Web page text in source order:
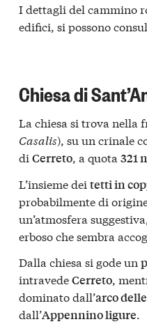
I dettagli del cammino
edifici, si possono
Chiesa di
La chiesa si trova nella
Casalis), su un crinale
di Cerreto, a quota 321
L’insieme dei tetti in
probabilmente di
un’atmosfera
erboso che sembra
Dalla chiesa si gode un
intravedeCerreto,
dominato dall’arco
dall’Appennino ligure.